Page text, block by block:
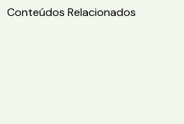
Conteúdos Relacionados